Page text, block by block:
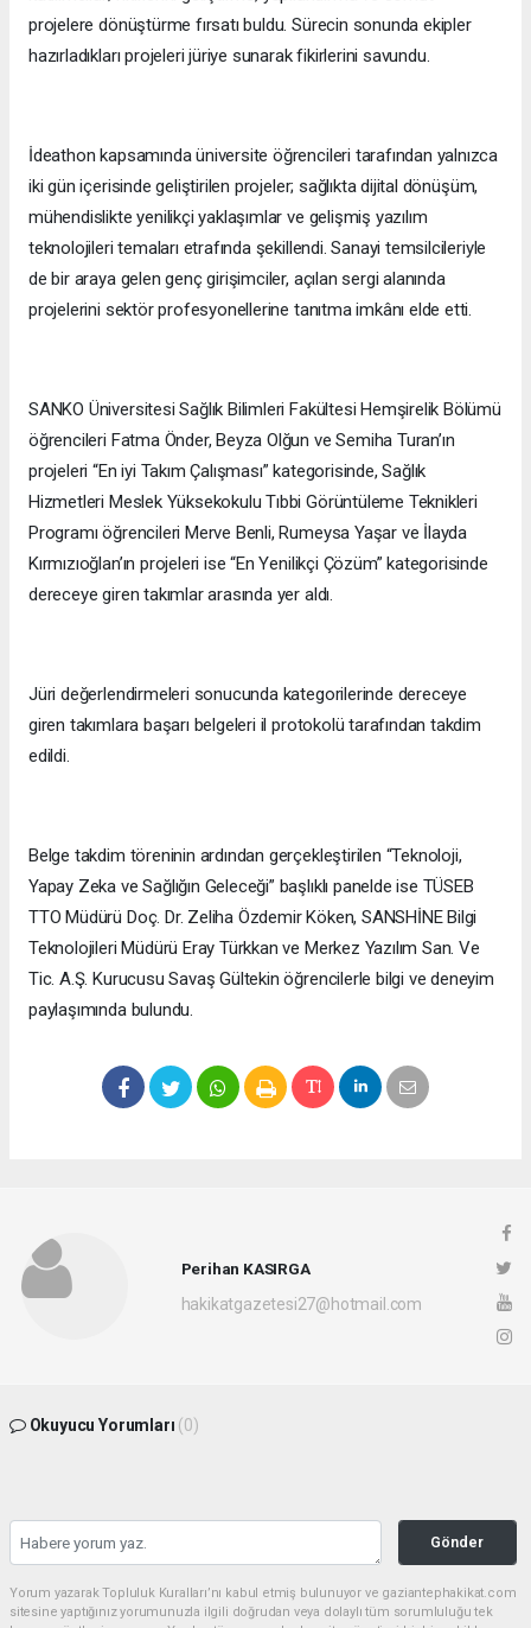
projelere dönüştürme fırsatı buldu. Sürecin sonunda ekipler
hazırladıkları projeleri jüriye sunarak fikirlerini savundu.
İdeathon kapsamında üniversite öğrencileri tarafından yalnızca
iki gün içerisinde geliştirilen projeler; sağlıkta dijital dönüşüm,
mühendislikte yenilikçi yaklaşımlar ve gelişmiş yazılım
teknolojileri temaları etrafında şekillendi. Sanayi temsilcileriyle
de bir araya gelen genç girişimciler, açılan sergi alanında
projelerini sektör profesyonellerine tanıtma imkânı elde etti.
SANKO Üniversitesi Sağlık Bilimleri Fakültesi Hemşirelik Bölümü
öğrencileri Fatma Önder, Beyza Olğun ve Semiha Turan’ın
projeleri “En iyi Takım Çalışması” kategorisinde, Sağlık
Hizmetleri Meslek Yüksekokulu Tıbbi Görüntüleme Teknikleri
Programı öğrencileri Merve Benli, Rumeysa Yaşar ve İlayda
Kırmızıoğlan’ın projeleri ise “En Yenilikçi Çözüm” kategorisinde
dereceye giren takımlar arasında yer aldı.
Jüri değerlendirmeleri sonucunda kategorilerinde dereceye
giren takımlara başarı belgeleri il protokolü tarafından takdim
edildi.
Belge takdim töreninin ardından gerçekleştirilen “Teknoloji,
Yapay Zeka ve Sağlığın Geleceği” başlıklı panelde ise TÜSEB
TTO Müdürü Doç. Dr. Zeliha Özdemir Köken, SANSHİNE Bilgi
Teknolojileri Müdürü Eray Türkkan ve Merkez Yazılım San. Ve
Tic. A.Ş. Kurucusu Savaş Gültekin öğrencilerle bilgi ve deneyim
paylaşımında bulundu.
Perihan KASIRGA
hakikatgazetesi27@hotmail.com
Okuyucu Yorumları (0)
Gönder
Yorum yazarak Topluluk Kuralları’nı kabul etmiş bulunuyor ve gaziantephakikat.com
sitesine yaptığınız yorumunuzla ilgili doğrudan veya dolaylı tüm sorumluluğu tek